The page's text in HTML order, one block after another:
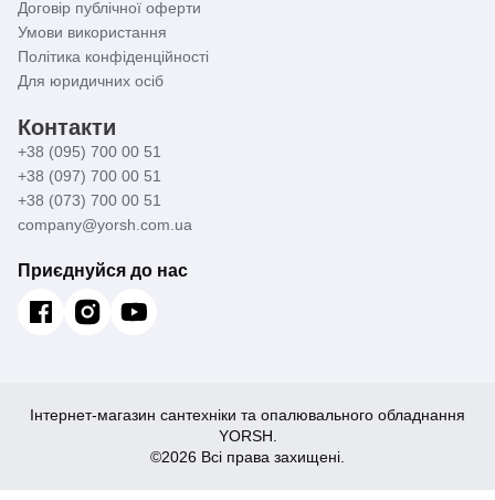
Договір публічної оферти
Умови використання
Політика конфіденційності
Для юридичних осіб
Контакти
+38 (095) 700 00 51
+38 (097) 700 00 51
+38 (073) 700 00 51
company@yorsh.com.ua
Приєднуйся до нас
Інтернет-магазин сантехніки та опалювального обладнання
YORSH.
©2026 Всі права захищені.